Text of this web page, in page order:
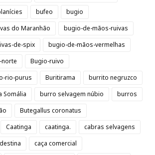
bufeo
bugio
do Maranhão
bugio-de-mãos-ruivas
de-spix
bugio-de-mãos-vermelhas
Bugio-ruivo
rio-purus
Buritirama
burrito negruzco
Somália
burro selvagem núbio
burros
Butegallus coronatus
Caatinga caatinga.
cabras selvagens
caça comercial